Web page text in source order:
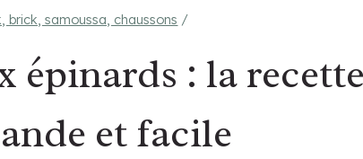
brick, samoussa, chaussons /
épinards : la recette
et facile